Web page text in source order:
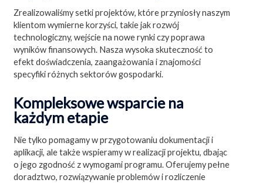
Zrealizowaliśmy setki projektów, które przyniosły naszym
klientom wymierne korzyści, takie jak rozwój
technologiczny, wejście na nowe rynki czy poprawa
wyników finansowych. Nasza wysoka skuteczność to
efekt doświadczenia, zaangażowania i znajomości
specyfiki różnych sektorów gospodarki.
Kompleksowe wsparcie na
każdym etapie
Nie tylko pomagamy w przygotowaniu dokumentacji i
aplikacji, ale także wspieramy w realizacji projektu, dbając
o jego zgodność z wymogami programu. Oferujemy pełne
doradztwo, rozwiązywanie problemów i rozliczenie